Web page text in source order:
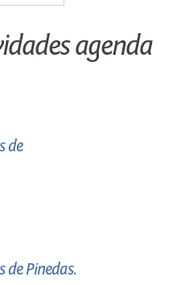
agenda
de
de Pinedas.